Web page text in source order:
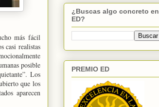
más fácil
casi realistas
posible
Los
que los
aparecen
¿Buscas algo concreto en
ED?
PREMIO ED